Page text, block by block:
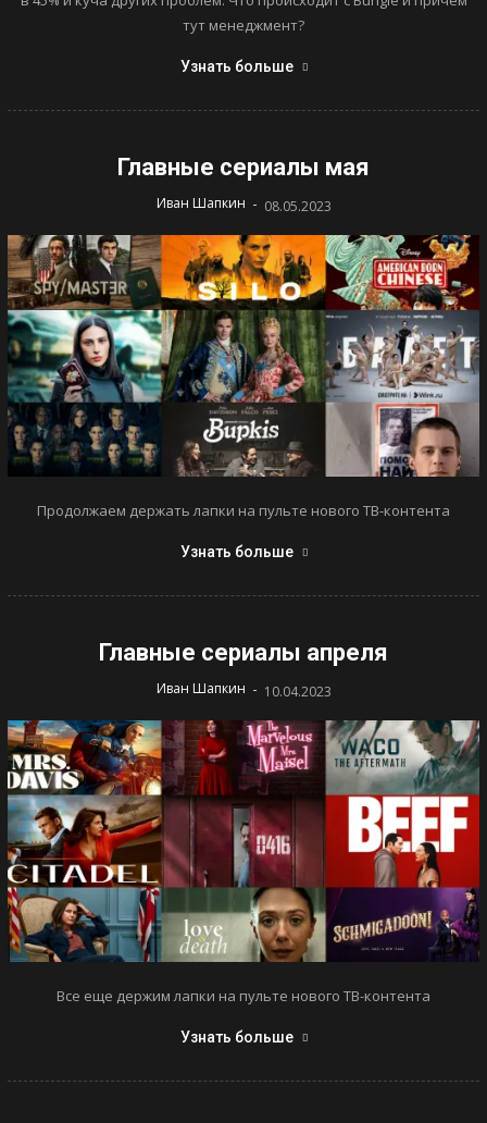
тут менеджмент?
Узнать больше
Главные сериалы мая
Иван Шапкин - 08.05.2023
Продолжаем держать лапки на пульте нового ТВ-контента
Узнать больше
Главные сериалы апреля
Иван Шапкин - 10.04.2023
Все еще держим лапки на пульте нового ТВ-контента
Узнать больше